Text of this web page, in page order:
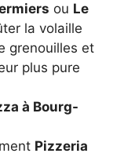
ou Le
la volaille
grenouilles et
plus pure
à Bourg-
Pizzeria